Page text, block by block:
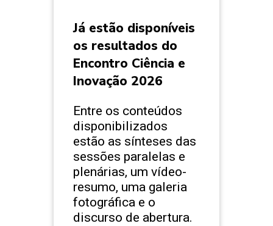
Já estão disponíveis
os resultados do
Encontro Ciência e
Inovação 2026
Entre os conteúdos
disponibilizados
estão as sínteses das
sessões paralelas e
plenárias, um vídeo-
resumo, uma galeria
fotográfica e o
discurso de abertura.